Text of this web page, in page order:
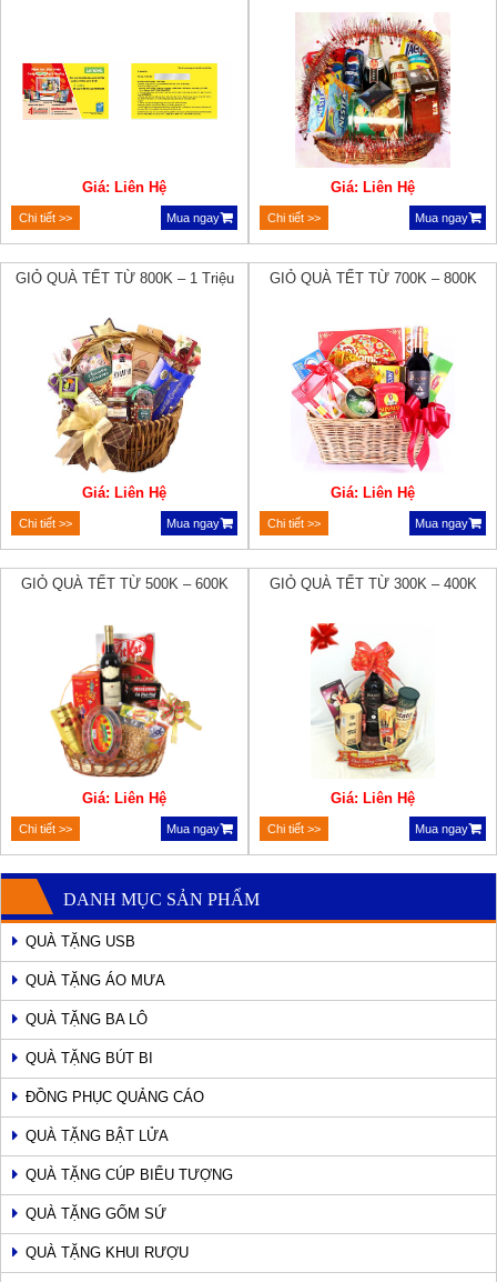
Giá: Liên Hệ
Chi tiết >> Mua ngay
Giá: Liên Hệ
Chi tiết >> Mua ngay
GIỎ QUÀ TẾT TỪ 800K – 1 Triệu
Giá: Liên Hệ
Chi tiết >> Mua ngay
GIỎ QUÀ TẾT TỪ 700K – 800K
Giá: Liên Hệ
Chi tiết >> Mua ngay
GIỎ QUÀ TẾT TỪ 500K – 600K
Giá: Liên Hệ
Chi tiết >> Mua ngay
GIỎ QUÀ TẾT TỪ 300K – 400K
Giá: Liên Hệ
Chi tiết >> Mua ngay
DANH MỤC SẢN PHẨM
QUÀ TẶNG USB
QUÀ TẶNG ÁO MƯA
QUÀ TẶNG BA LÔ
QUÀ TẶNG BÚT BI
ĐỒNG PHỤC QUẢNG CÁO
QUÀ TẶNG BẬT LỬA
QUÀ TẶNG CÚP BIỂU TƯỢNG
QUÀ TẶNG GỐM SỨ
QUÀ TẶNG KHUI RƯỢU